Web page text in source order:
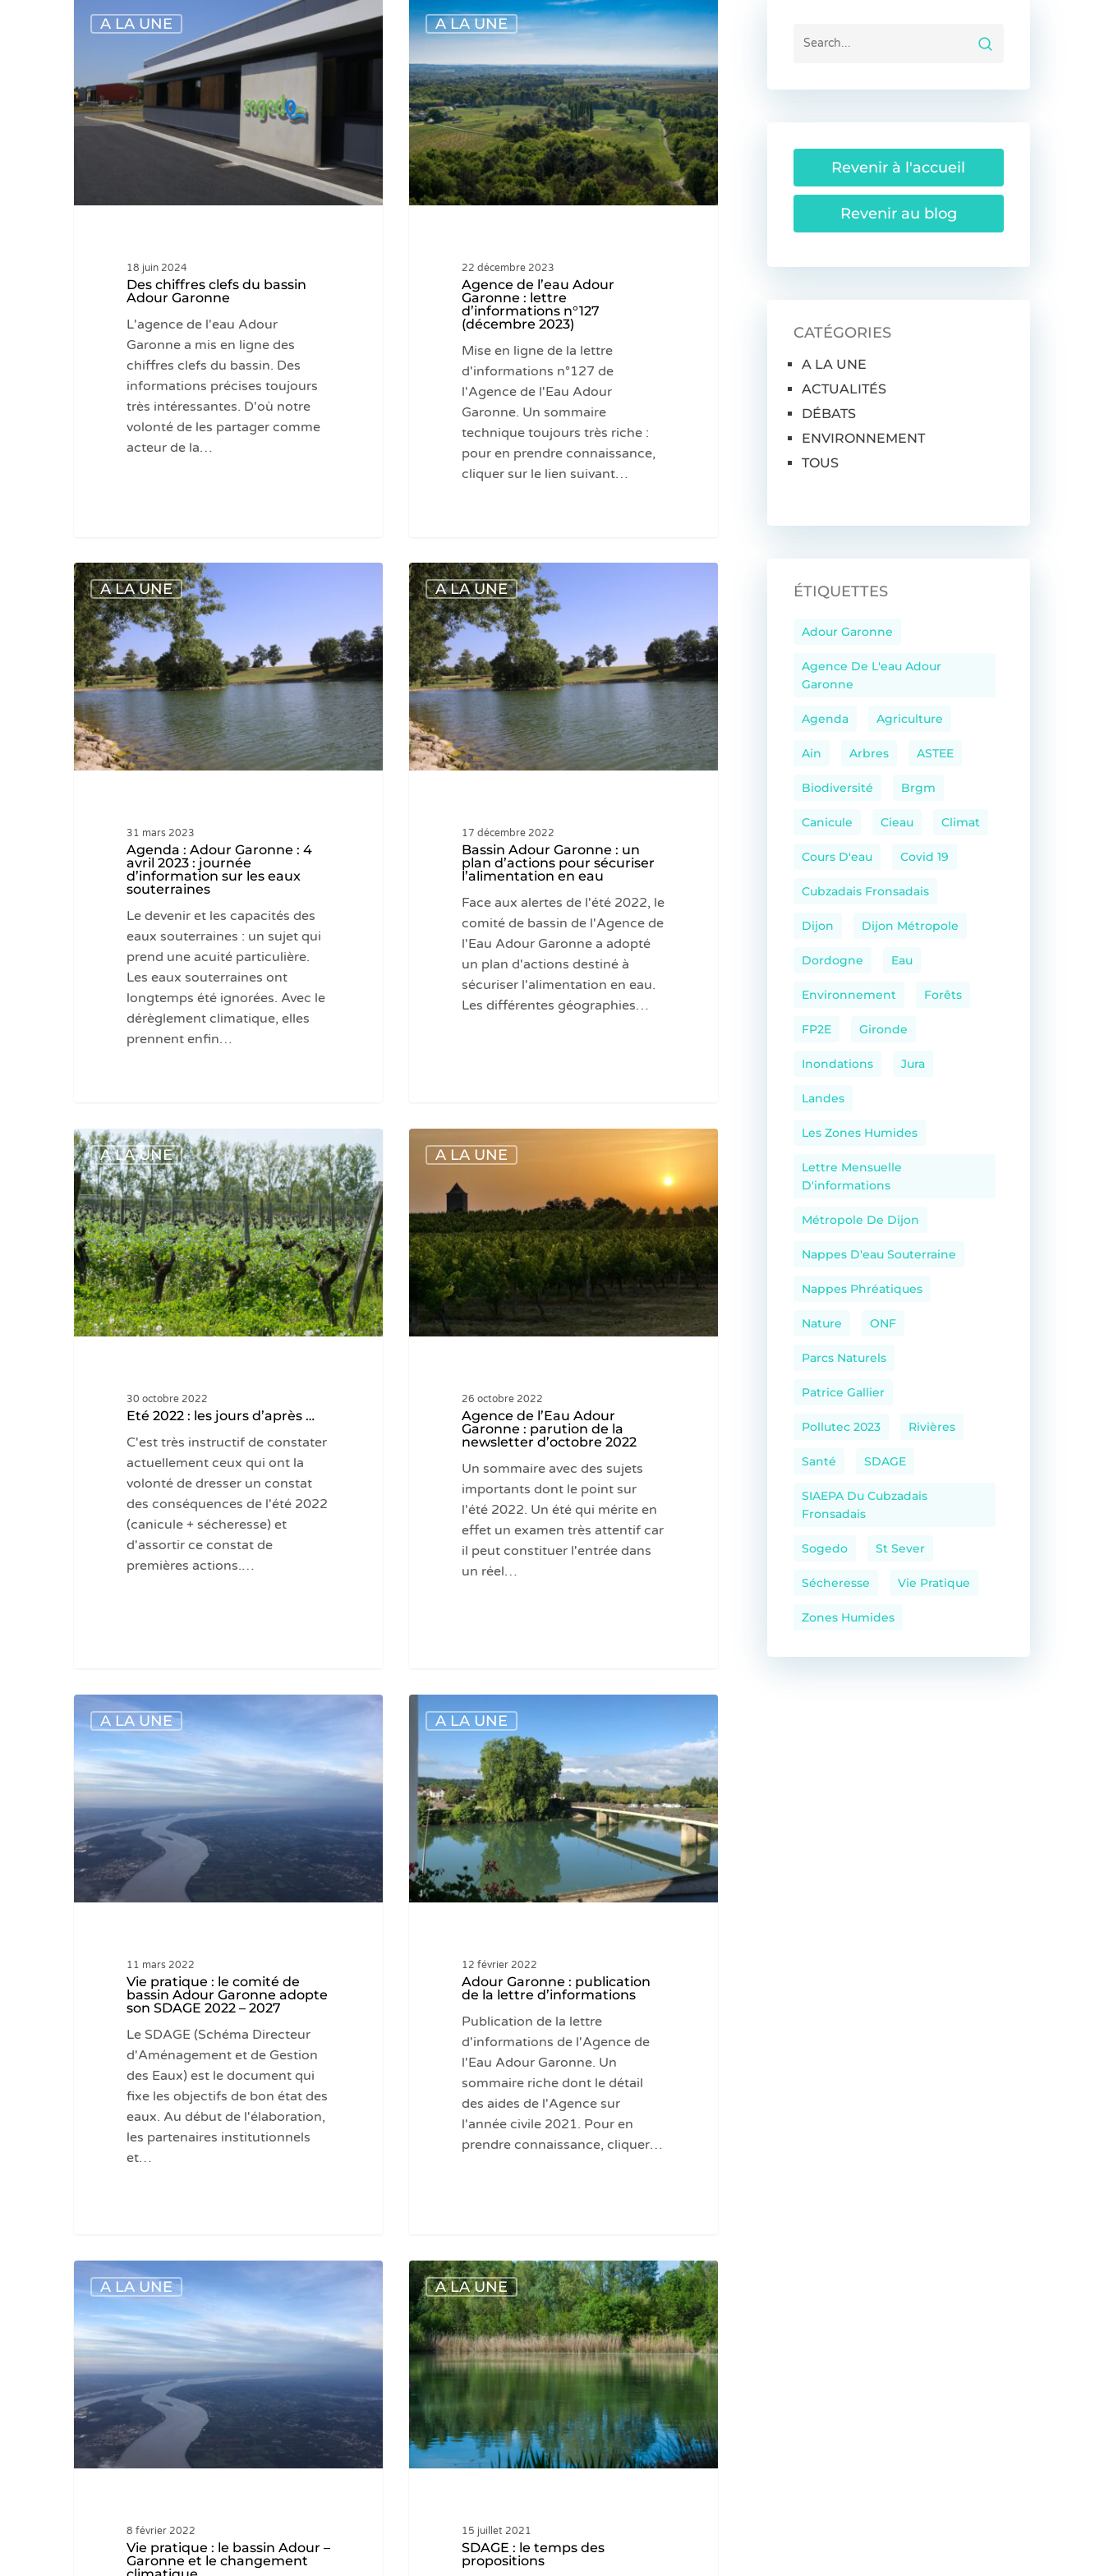
Hit enter to search or ESC to close
chiffres
bassin
Adour
Garonne
A LA UNE
18 juin 2024
Des chiffres clefs du bassin
Adour Garonne
L'agence de l'eau Adour
Garonne a mis en ligne des
chiffres clefs du bassin. Des
informations précises toujours
très intéressantes. D'où notre
volonté de les partager comme
acteur de la…
Agence
de
l’eau
Adour
Garonne
:
lettre
d’informations
n°127
(décembre
A LA UNE
22 décembre 2023
Agence de l’eau Adour
Garonne : lettre
d’informations n°127
(décembre 2023)
Mise en ligne de la lettre
d'informations n°127 de
l'Agence de l'Eau Adour
Garonne. Un sommaire
technique toujours très riche :
pour en prendre connaissance,
cliquer sur le lien suivant…
Agenda
:
Adour
Garonne
:
4
avril
2023
:
journée
souterraines
A LA UNE
31 mars 2023
Agenda : Adour Garonne : 4
avril 2023 : journée
d’information sur les eaux
souterraines
Le devenir et les capacités des
eaux souterraines : un sujet qui
prend une acuité particulière.
Les eaux souterraines ont
longtemps été ignorées. Avec le
dérèglement climatique, elles
prennent enfin…
Bassin
Adour
Garonne
:
un
plan
d’actions
pour
sécuriser
l’alimentation
A LA UNE
17 décembre 2022
Bassin Adour Garonne : un
plan d’actions pour sécuriser
l’alimentation en eau
Face aux alertes de l'été 2022, le
comité de bassin de l'Agence de
l'Eau Adour Garonne a adopté
un plan d'actions destiné à
sécuriser l'alimentation en eau.
Les différentes géographies…
Eté
2022
:
les
jours
d’après
…
A LA UNE
30 octobre 2022
Eté 2022 : les jours d’après …
C'est très instructif de constater
actuellement ceux qui ont la
volonté de dresser un constat
des conséquences de l'été 2022
(canicule + sécheresse) et
d'assortir ce constat de
premières actions.…
Adour
Garonne
:
parution
de
la
newsletter
A LA UNE
26 octobre 2022
Agence de l’Eau Adour
Garonne : parution de la
newsletter d’octobre 2022
Un sommaire avec des sujets
importants dont le point sur
l'été 2022. Un été qui mérite en
effet un examen très attentif car
il peut constituer l'entrée dans
un réel…
pratique
le
comité
de
bassin
Adour
Garonne
adopte
A LA UNE
11 mars 2022
Vie pratique : le comité de
bassin Adour Garonne adopte
son SDAGE 2022 – 2027
Le SDAGE (Schéma Directeur
d'Aménagement et de Gestion
des Eaux) est le document qui
fixe les objectifs de bon état des
eaux. Au début de l'élaboration,
les partenaires institutionnels
et…
Garonne
publication
de
la
lettre
d’informations
A LA UNE
12 février 2022
Adour Garonne : publication
de la lettre d’informations
Publication de la lettre
d'informations de l'Agence de
l'Eau Adour Garonne. Un
sommaire riche dont le détail
des aides de l'Agence sur
l'année civile 2021. Pour en
prendre connaissance, cliquer…
pratique
le
bassin
Adour
–
Garonne
et
A LA UNE
8 février 2022
Vie pratique : le bassin Adour –
Garonne et le changement
SDAGE
le
temps
des
propositions
A LA UNE
15 juillet 2021
SDAGE : le temps des
propositions
Revenir à l'accueil
Revenir au blog
CATÉGORIES
A LA UNE
ACTUALITÉS
DÉBATS
ENVIRONNEMENT
TOUS
ÉTIQUETTES
Adour Garonne
Agence De L'eau Adour
Garonne
Agenda Agriculture
Ain Arbres ASTEE
Biodiversité Brgm
Canicule Cieau Climat
Cours D'eau Covid 19
Cubzadais Fronsadais
Dijon Dijon Métropole
Dordogne Eau
Environnement Forêts
FP2E Gironde
Inondations Jura
Landes
Les Zones Humides
Lettre Mensuelle
D'informations
Métropole De Dijon
Nappes D'eau Souterraine
Nappes Phréatiques
Nature ONF
Parcs Naturels
Patrice Gallier
Pollutec 2023 Rivières
Santé SDAGE
SIAEPA Du Cubzadais
Fronsadais
Sogedo St Sever
Sécheresse Vie Pratique
Zones Humides